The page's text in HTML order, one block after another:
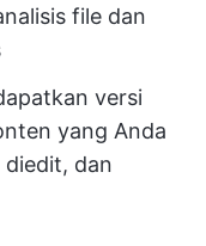
file dan
versi
yang Anda
diedit, dan